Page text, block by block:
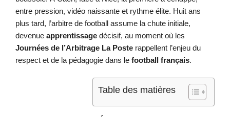
entre pression, vidéo naissante et rythme élite. Huit ans
plus tard, l’arbitre de football assume la chute initiale,
devenue apprentissage décisif, au moment où les
Journées de l’Arbitrage La Poste rappellent l’enjeu du
respect et de la pédagogie dans le football français.
Table des matières